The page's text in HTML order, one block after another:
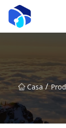
Casa /